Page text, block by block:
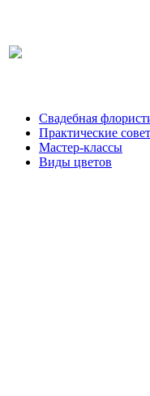
Свадебная
Практические
Мастер-классы
Виды цветов